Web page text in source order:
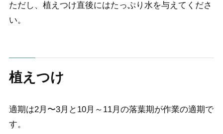
ただし、植えつけ直後にはたっぷり水を与えてくださ
い。
植えつけ
適期は2月〜3月と10月～11月の落葉期が作業の適期で
す。